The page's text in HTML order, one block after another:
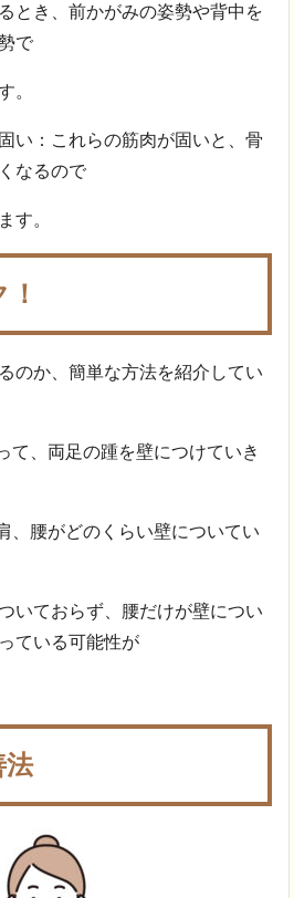
とき、前かがみの姿勢や背中を
で
。
い：これらの筋肉が固いと、骨
なるので
す。
のか、簡単な方法を紹介してい
て、両足の踵を壁につけていき
、腰がどのくらい壁についてい
いておらず、腰だけが壁につい
ている可能性が
法